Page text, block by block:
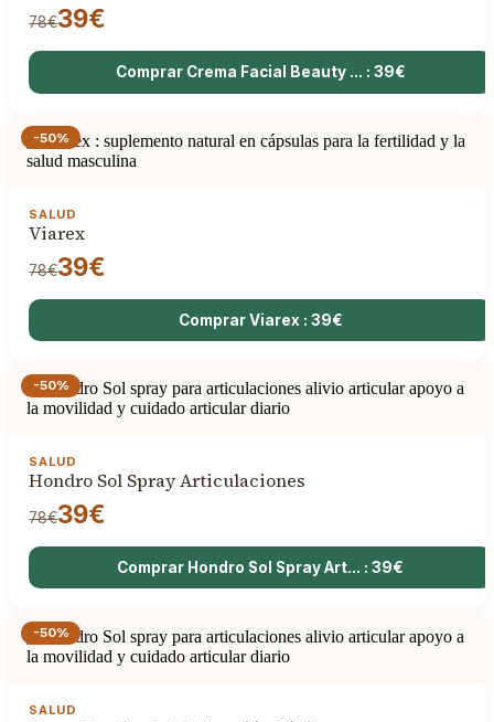
78€39€
Comprar Crema Facial Beauty ... : 39€
-50%
SALUD
Viarex
78€39€
Comprar Viarex : 39€
-50%
SALUD
Hondro Sol Spray Articulaciones
78€39€
Comprar Hondro Sol Spray Art... : 39€
-50%
SALUD